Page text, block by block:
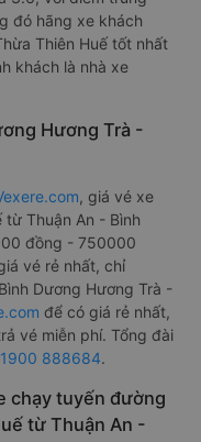
đó hãng xe khách
Thiên Huế tốt nhất
khách là nhà xe
Hương Trà -
, giá vé xe
Thuận An - Bình
đồng - 750000
vé rẻ nhất, chỉ
Dương Hương Trà -
để có giá rẻ nhất,
vé miễn phí. Tổng đài
1900 888684.
chạy tuyến đường
từ Thuận An -